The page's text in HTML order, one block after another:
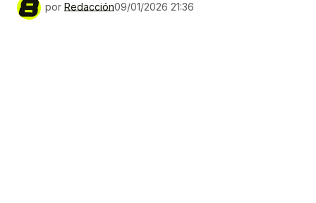
por Redacción09/01/2026 21:36